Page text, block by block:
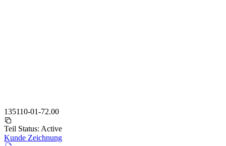
135110-01-72.00
Teil Status: Active
Kunde Zeichnung